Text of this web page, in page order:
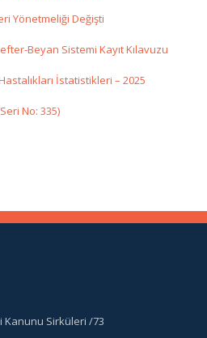
Yönetmeliği Değişti
Beyan Sistemi Kayıt Kılavuzu
İstatistikleri – 2025
No: 335)
Kanunu Sirküleri /73